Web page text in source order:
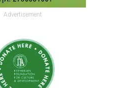
Advertisement